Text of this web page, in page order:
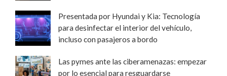
Presentada por Hyundai y Kia: Tecnología
para desinfectar el interior del vehículo,
incluso con pasajeros a bordo
Las pymes ante las ciberamenazas: empezar
por lo esencial para resguardarse